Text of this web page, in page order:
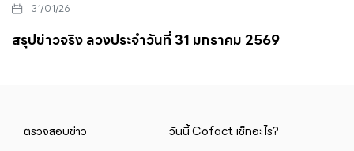
31/01/26
สรุปข่าวจริง ลวงประจำวันที่ 31 มกราคม 2569
ตรวจสอบข่าว
วันนี้ Cofact เช็กอะไร?